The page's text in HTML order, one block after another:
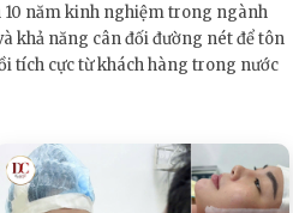
10 năm kinh nghiệm trong ngành
khả năng cân đối đường nét để tôn
tích cực từ khách hàng trong nước